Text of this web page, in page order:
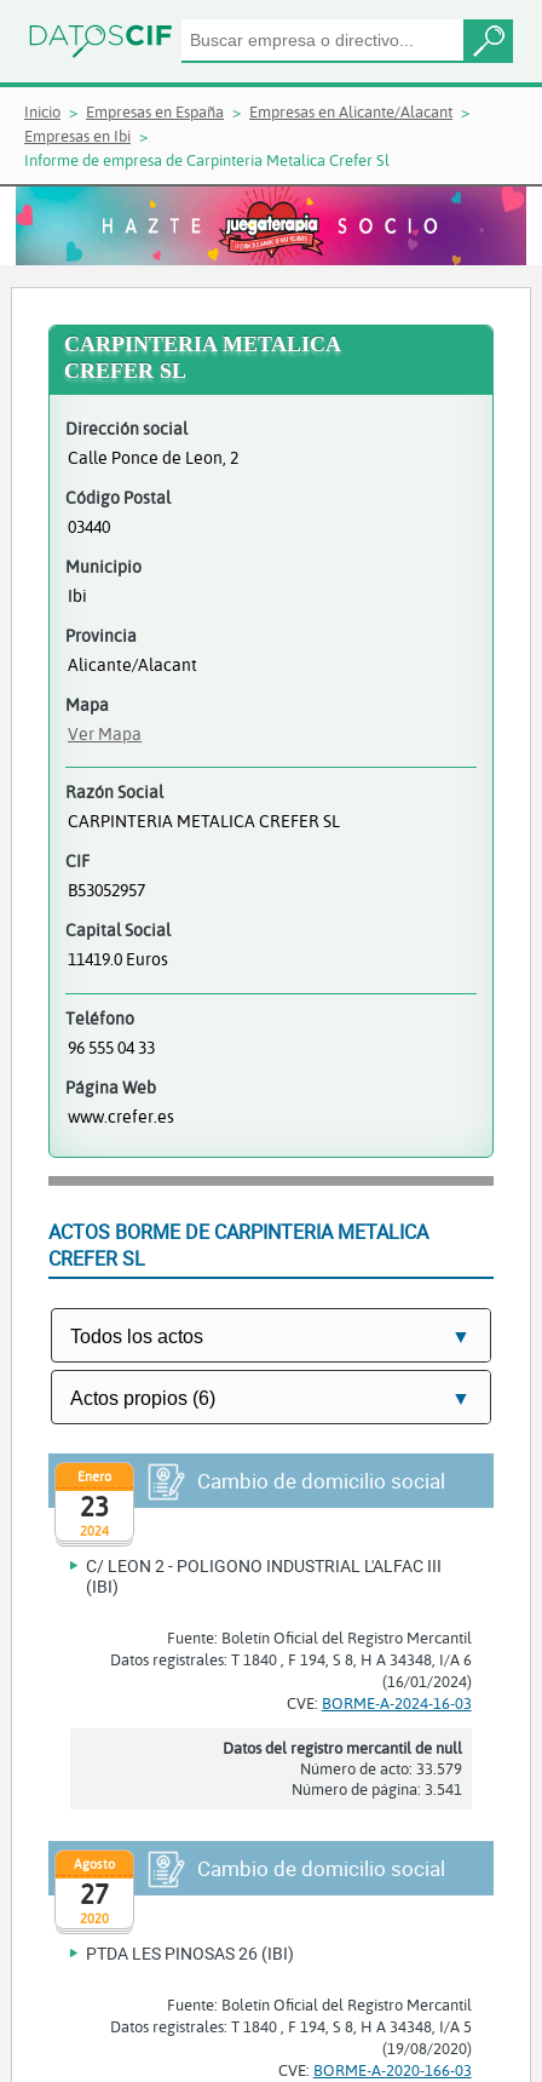
Inicio Empresas en España
Empresas en Alicante/Alacant
Empresas en Ibi
Informe de empresa de Carpinteria Metalica Crefer Sl
CARPINTERIA METALICA
CREFER SL
Dirección social
Calle Ponce de Leon, 2
Código Postal
03440
Municipio
Ibi
Provincia
Alicante/Alacant
Mapa
Ver Mapa
Razón Social
CARPINTERIA METALICA CREFER SL
CIF
B53052957
Capital Social
11419.0 Euros
Teléfono
96 555 04 33
Página Web
www.crefer.es
ACTOS BORME DE CARPINTERIA METALICA
CREFER SL
2024
Enero
23
Cambio de domicilio social
C/ LEON 2 - POLIGONO INDUSTRIAL L'ALFAC III
(IBI)
Fuente: Boletín Oficial del Registro Mercantil
Datos registrales: T 1840 , F 194, S 8, H A 34348, I/A 6
(16/01/2024)
CVE: BORME-A-2024-16-03
Datos del registro mercantil de null
Número de acto: 33.579
Número de página: 3.541
2020
Agosto
27
Cambio de domicilio social
PTDA LES PINOSAS 26 (IBI)
Fuente: Boletín Oficial del Registro Mercantil
Datos registrales: T 1840 , F 194, S 8, H A 34348, I/A 5
(19/08/2020)
CVE: BORME-A-2020-166-03